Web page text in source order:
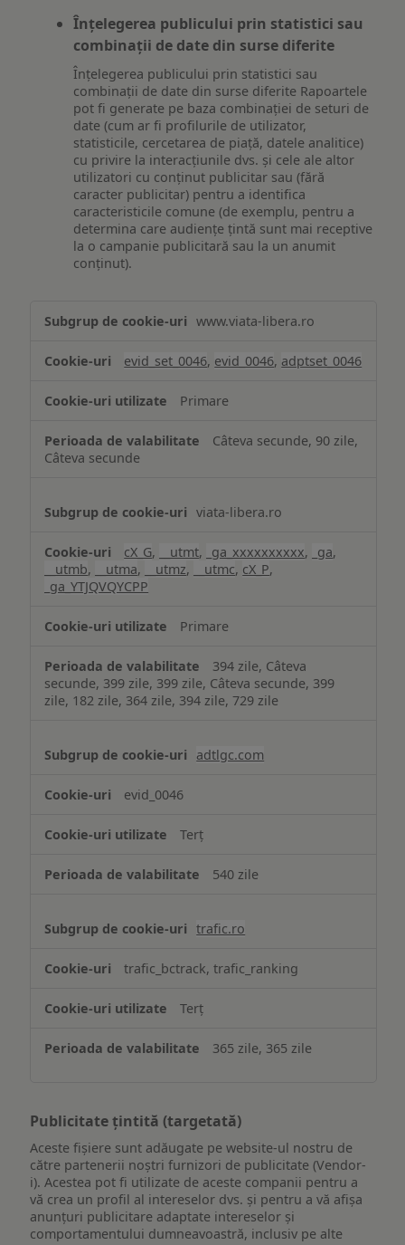
Înțelegerea publicului prin statistici sau
combinații de date din surse diferite
Înțelegerea publicului prin statistici sau
combinații de date din surse diferite Rapoartele
pot fi generate pe baza combinației de seturi de
date (cum ar fi profilurile de utilizator,
statisticile, cercetarea de piață, datele analitice)
cu privire la interacțiunile dvs. și cele ale altor
utilizatori cu conținut publicitar sau (fără
caracter publicitar) pentru a identifica
caracteristicile comune (de exemplu, pentru a
determina care audiențe țintă sunt mai receptive
la o campanie publicitară sau la un anumit
conținut).
www.viata-libera.ro
evid_set_0046, evid_0046, adptset_0046
Primare
Câteva secunde, 90 zile,
Câteva secunde
viata-libera.ro
cX_G, __utmt, _ga_xxxxxxxxxx, _ga,
__utmb, __utma, __utmz, __utmc, cX_P,
_ga_YTJQVQYCPP
Primare
394 zile, Câteva
secunde, 399 zile, 399 zile, Câteva secunde, 399
zile, 182 zile, 364 zile, 394 zile, 729 zile
adtlgc.com
evid_0046
Terț
540 zile
trafic.ro
trafic_bctrack, trafic_ranking
Terț
365 zile, 365 zile
Publicitate țintită (targetată)
Aceste fișiere sunt adăugate pe website-ul nostru de
către partenerii noștri furnizori de publicitate (Vendor-
i). Acestea pot fi utilizate de aceste companii pentru a
vă crea un profil al intereselor dvs. și pentru a vă afișa
anunțuri publicitare adaptate intereselor și
comportamentului dumneavoastră, inclusiv pe alte